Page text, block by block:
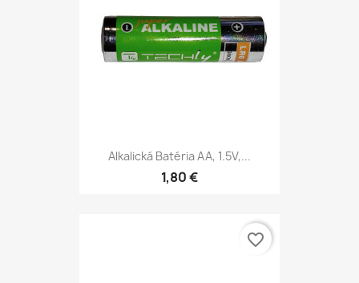
Alkalická Batéria AA, 1.5V,...
1,80 €
favorite_border